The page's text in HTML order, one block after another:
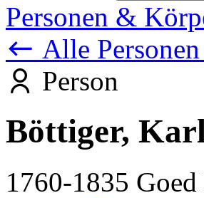
Personen &
Alle
Person
Böttiger,
1760-1835